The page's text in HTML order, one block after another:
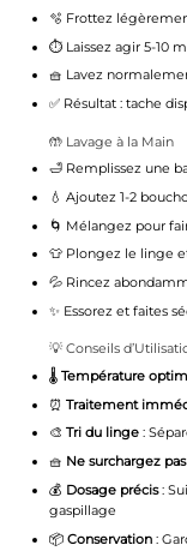
🫧 Frottez
⏱️ Laissez agir 5-10
🧺 Lavez
✅ Résultat : tache
🤲 Lavage à la Main
🛁 Remplissez une
💧 Ajoutez 1-2
🌀 Mélangez pour
👕 Plongez le linge
💦 Rincez
✨ Essorez et faites
💡 Conseils
🌡️ Température
⏰ Traitement
🎨 Tri du linge:
🧺 Ne surchargez pas
💰 Dosage précis:
gaspillage
📦 Conservation: